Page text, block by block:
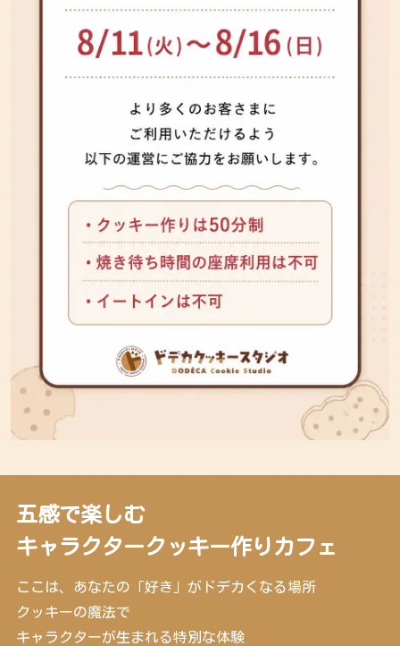
五感で楽しむ
キャラクタークッキー作りカフェ
ここは、あなたの「好き」がドデカくなる場所
クッキーの魔法で
キャラクターが生まれる特別な体験